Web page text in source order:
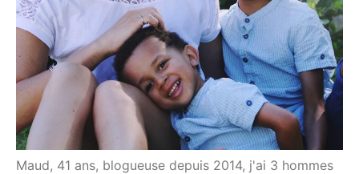
Maud, 41 ans, blogueuse depuis 2014, j'ai 3 hommes